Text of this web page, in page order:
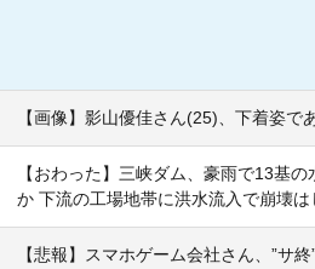
【画像】影山優佳さん(25)、下着姿で
【おわった】三峡ダム、豪雨で13基
か 下流の工場地帯に洪水流入で崩壊は
【悲報】スマホゲーム会社さん、”サ